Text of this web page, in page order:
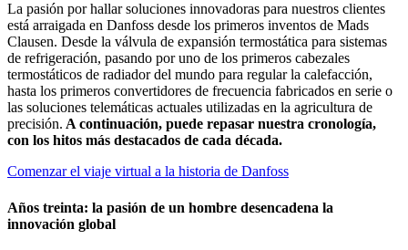
La pasión por hallar soluciones innovadoras para nuestros clientes
está arraigada en Danfoss desde los primeros inventos de Mads
Clausen. Desde la válvula de expansión termostática para sistemas
de refrigeración, pasando por uno de los primeros cabezales
termostáticos de radiador del mundo para regular la calefacción,
hasta los primeros convertidores de frecuencia fabricados en serie o
las soluciones telemáticas actuales utilizadas en la agricultura de
precisión. A continuación, puede repasar nuestra cronología,
con los hitos más destacados de cada década.
Comenzar el viaje virtual a la historia de Danfoss
Años treinta: la pasión de un hombre desencadena la
innovación global